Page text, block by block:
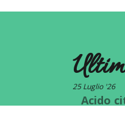
25 Luglio '26
Acido